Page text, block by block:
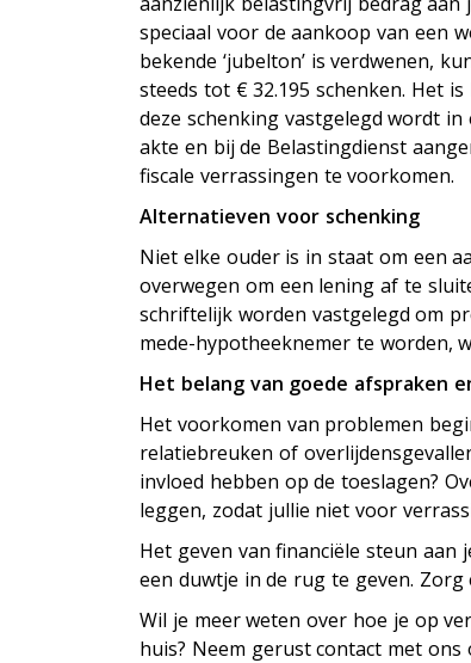
speciaal voor de aankoop van een
bekende ‘jubelton’ is verdwenen,
steeds tot € 32.195 schenken. Het
deze schenking vastgelegd wordt in
akte en bij de Belastingdienst
fiscale verrassingen te voorkomen.
Alternatieven voor schenking
Niet elke ouder is in staat om een
overwegen om een lening af te
schriftelijk worden vastgelegd om
mede-hypotheeknemer te worden,
Het belang van goede afspraken
Het voorkomen van problemen
relatiebreuken of
invloed hebben op de toeslagen?
leggen, zodat jullie niet voor
Het geven van financiële steun
een duwtje in de rug te geven.
Wil je meer weten over hoe je op
huis? Neem gerust contact met